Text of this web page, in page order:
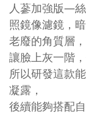
人蔘加強版—
照鏡像濾鏡，暗
老廢的角質層
讓臉上灰一階
所以研發這款
凝露，
後續能夠搭配